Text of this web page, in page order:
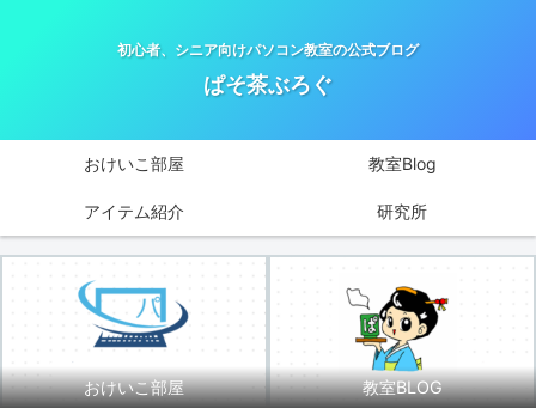
初心者、シニア向けパソコン教室の公式ブログ
ぱそ茶ぶろぐ
おけいこ部屋 教室Blog
アイテム紹介 研究所
おけいこ部屋 教室BLOG